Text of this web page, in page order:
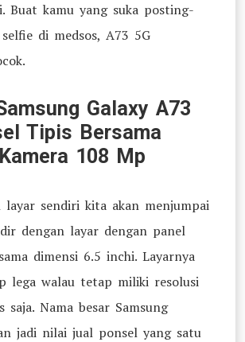
Buat kamu yang suka posting-
di medsos, A73 5G
Galaxy A73
Tipis Bersama
108 Mp
layar sendiri kita akan menjumpai
dengan layar dengan panel
dimensi 6.5 inchi. Layarnya
lega walau tetap miliki resolusi
saja. Nama besar Samsung
jadi nilai jual ponsel yang satu